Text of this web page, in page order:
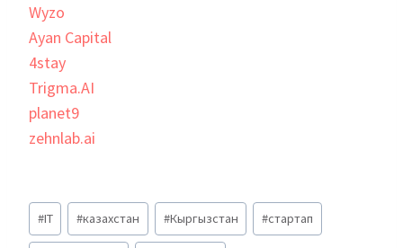
Wyzo
Ayan Capital
4stay
Trigma.AI
planet9
zehnlab.ai
Метки
записи:
#IT #казахстан #Кыргызстан #стартап